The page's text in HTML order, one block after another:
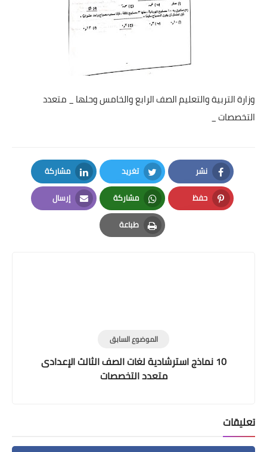
وزارة التربية والتعليم الصف الرابع والخامس وحلها _ متعدد
التخصصات _
نشر
Facebook
تغريد
Twitter
مشاركة
LinkedIn
حفظ
Pinterest
مشاركة
Whatsapp
إرسال
Email
طباعة
Print
الموضوع السابق
10 نماذج استرشادية لغات الصف الثالث الإعدادى
متعدد التخصصات
تعليقات